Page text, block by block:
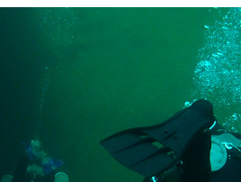
erreichbar.
aufgrund deralten